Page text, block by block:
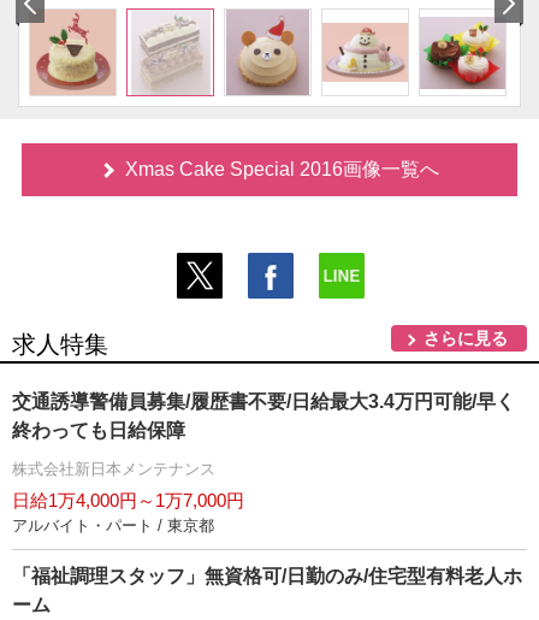
Xmas Cake Special 2016画像一覧へ
求人特集 さらに見る
交通誘導警備員募集/履歴書不要/日給最大3.4万円可能/早く
終わっても日給保障
株式会社新日本メンテナンス
日給1万4,000円～1万7,000円
アルバイト・パート / 東京都
「福祉調理スタッフ」無資格可/日勤のみ/住宅型有料老人ホ
ーム